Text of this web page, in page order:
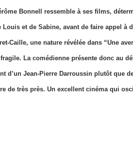
Bonnell ressemble à ses films,
et de Sabine, avant de faire appel à
Caille, une nature révélée dans “Une
La comédienne présente donc au
d’un Jean-Pierre Darroussin plutôt que
de très près. Un excellent cinéma qui